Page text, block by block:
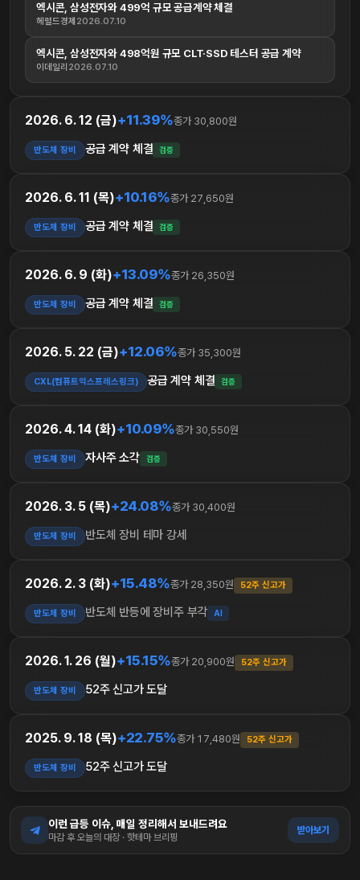
엑시콘, 삼성전자와 499억 규모 공급계약 체결
헤럴드경제 2026.07.10
엑시콘, 삼성전자와 498억원 규모 CLT·SSD 테스터 공급 계약
이데일리 2026.07.10
2026. 6. 12 (금)+11.39%종가 30,800원
반도체 장비 공급 계약 체결 검증
2026. 6. 11 (목)+10.16%종가 27,650원
반도체 장비 공급 계약 체결 검증
2026. 6. 9 (화)+13.09%종가 26,350원
반도체 장비 공급 계약 체결 검증
2026. 5. 22 (금)+12.06%종가 35,300원
CXL(컴퓨트익스프레스링크) 공급 계약 체결 검증
2026. 4. 14 (화)+10.09%종가 30,550원
반도체 장비 자사주 소각 검증
2026. 3. 5 (목)+24.08%종가 30,400원
반도체 장비 반도체 장비 테마 강세
2026. 2. 3 (화)+15.48%종가 28,350원 52주 신고가
반도체 장비 반도체 반등에 장비주 부각 AI
2026. 1. 26 (월)+15.15%종가 20,900원 52주 신고가
반도체 장비 52주 신고가 도달
2025. 9. 18 (목)+22.75%종가 17,480원 52주 신고가
반도체 장비 52주 신고가 도달
이런 급등 이슈, 매일 정리해서 보내드려요
마감 후 오늘의 대장 · 핫테마 브리핑
받아보기